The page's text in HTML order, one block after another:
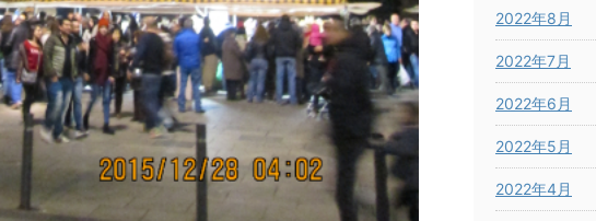
2022年8月
2022年7月
2022年6月
2022年5月
2022年4月